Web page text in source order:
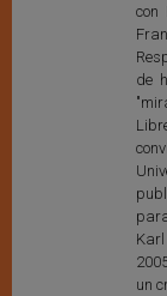
con
de
un